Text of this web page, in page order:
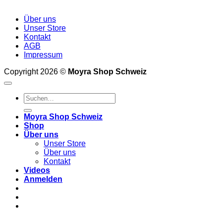
Über uns
Unser Store
Kontakt
AGB
Impressum
Copyright 2026 © Moyra Shop Schweiz
Suchen
nach:
Moyra Shop Schweiz
Shop
Über uns
Unser Store
Über uns
Kontakt
Videos
Anmelden